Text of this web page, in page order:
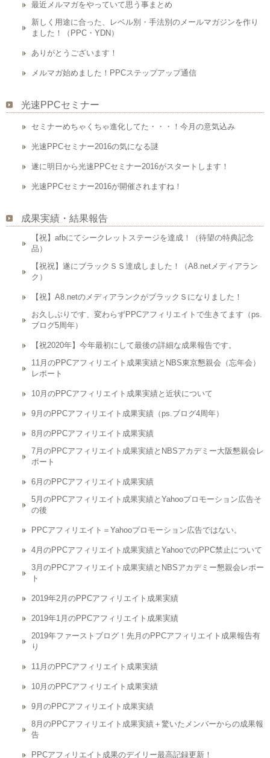
最近メルマガをやっていて思う事まとめ
新しく用途に合った、レベル別・手法別のメールマガジンを作り
ました！（PPC・YDN）
ありがとうございます！
メルマガ始めました！PPCステップアップ通信
光速PPCセミナー
セミナーめちゃくちゃ進化してた・・・！今月の意気込み
光速PPCセミナー2016の気になる謎
遂に明日から光速PPCセミナー2016がスタートします！
光速PPCセミナー2016が開催されますね！
成果実績・結果報告
【祝】afbにてシークレットステージを達成！（待望の特典記念
品）
【祝祝】遂にブラックＳＳ達成しました！（A8.netメディアラン
ク）
【祝】A8.netのメディアランクがブラックＳになりました！
お久しぶりです、変わらずPPCアフィリエイトで生きてます（ps.
ブログ5周年）
【祝2020年】今年最初にして最後の詳細な成果報告です。
11月のPPCアフィリエイト成果実績とNBS東京懇親会（忘年会）
レポート
10月のPPCアフィリエイト成果実績と近状について
9月のPPCアフィリエイト成果実績（ps.ブログ4周年）
8月のPPCアフィリエイト成果実績
7月のPPCアフィリエイト成果実績とNBSアカデミー大阪懇親会レ
ポート
6月のPPCアフィリエイト成果実績
5月のPPCアフィリエイト成果実績とYahooプロモーション広告そ
の後
PPCアフィリエイト＝Yahooプロモーション広告ではない。
4月のPPCアフィリエイト成果実績とYahooでのPPC禁止について
3月のPPCアフィリエイト成果実績とNBSアカデミー懇親会レポー
ト
2019年2月のPPCアフィリエイト成果実績
2019年1月のPPCアフィリエイト成果実績
2019年ファーストブログ！先月のPPCアフィリエイト成果報告有
り
11月のPPCアフィリエイト成果実績
10月のPPCアフィリエイト成果実績
9月のPPCアフィリエイト成果実績
8月のPPCアフィリエイト成果実績＋驚いたメンバーからの成果報
告
PPCアフィリエイト成果のデイリー最高記録更新！